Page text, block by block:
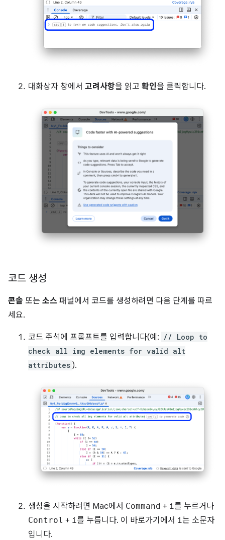
대화상자 창에서 고려사항을 읽고 확인을 클릭합니다.
코드 생성
콘솔 또는 소스 패널에서 코드를 생성하려면 다음 단계를 따르
세요.
코드 주석에 프롬프트를 입력합니다(예: // Loop to
check all img elements for valid alt
attributes ).
생성을 시작하려면 Mac에서 Command + i 를 누르거나
Control + i 를 누릅니다. 이 바로가기에서 i 는 소문자
입니다.